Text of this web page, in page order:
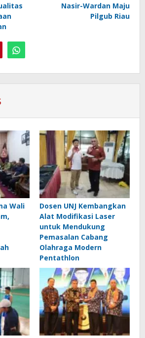
Nasir-Wardan Maju
Pilgub Riau
Wali
Dosen UNJ Kembangkan
Alat Modifikasi Laser
untuk Mendukung
Pemasalan Cabang
Olahraga Modern
Pentathlon